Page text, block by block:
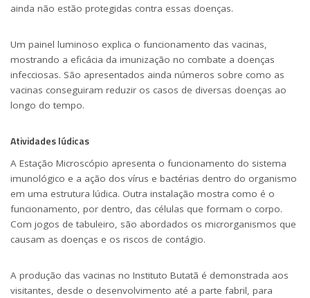
ainda não estão protegidas contra essas doenças.
Um painel luminoso explica o funcionamento das vacinas,
mostrando a eficácia da imunização no combate a doenças
infecciosas. São apresentados ainda números sobre como as
vacinas conseguiram reduzir os casos de diversas doenças ao
longo do tempo.
Atividades lúdicas
A Estação Microscópio apresenta o funcionamento do sistema
imunológico e a ação dos vírus e bactérias dentro do organismo
em uma estrutura lúdica. Outra instalação mostra como é o
funcionamento, por dentro, das células que formam o corpo.
Com jogos de tabuleiro, são abordados os microrganismos que
causam as doenças e os riscos de contágio.
A produção das vacinas no Instituto Butatã é demonstrada aos
visitantes, desde o desenvolvimento até a parte fabril, para